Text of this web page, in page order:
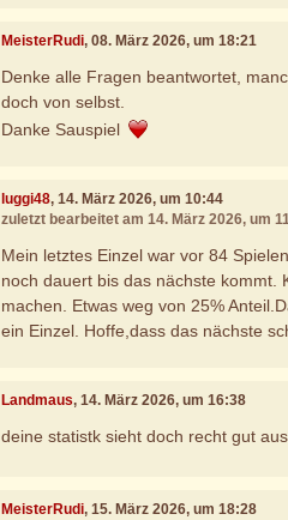
MeisterRudi, 08. März 2026, um 18:21
Denke alle Fragen beantwortet,
doch von selbst.
Danke Sauspiel
luggi48, 14. März 2026, um 10:44
zuletzt bearbeitet am 14. März 2026, um
Mein letztes Einzel war vor 84
noch dauert bis das nächste kommt.
machen. Etwas weg von 25%
ein Einzel. Hoffe,dass das nächste
Landmaus, 14. März 2026, um 16:38
deine statistk sieht doch recht gut
MeisterRudi, 15. März 2026, um 18:28